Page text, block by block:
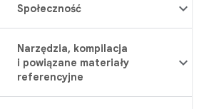
Społeczność
Narzędzia, kompilacja
i powiązane materiały
referencyjne